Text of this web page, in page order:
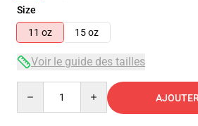
Size
11 oz
15 oz
Voir le guide des tailles